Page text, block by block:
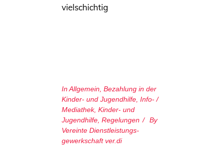
vielschichtig
In Allgemein Bezahlung in der
Kinder- und Jugendhilfe Info- /
Mediathek, Kinder- und
Jugendhilfe Regelungen
By
Vereinte Dienstleistungs­
gewerkschaft ver.di